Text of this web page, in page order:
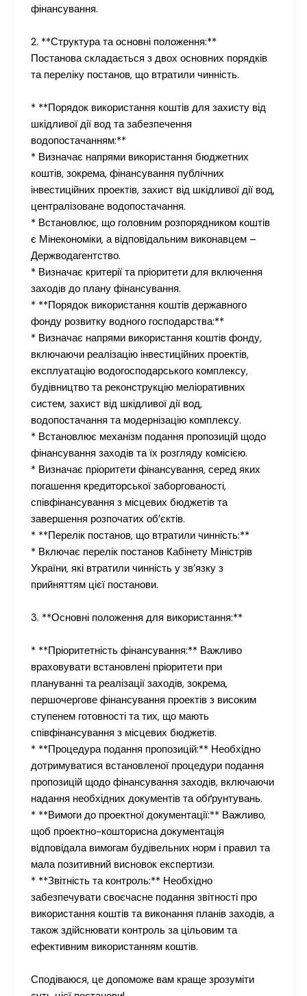
фінансування.
2. **Структура та основні положення:**
Постанова складається з двох основних порядків
та переліку постанов, що втратили чинність.
* **Порядок використання коштів для захисту від
шкідливої дії вод та забезпечення
водопостачанням:**
* Визначає напрями використання бюджетних
коштів, зокрема, фінансування публічних
інвестиційних проектів, захист від шкідливої дії вод,
централізоване водопостачання.
* Встановлює, що головним розпорядником коштів
є Мінекономіки, а відповідальним виконавцем –
Держводагентство.
* Визначає критерії та пріоритети для включення
заходів до плану фінансування.
* **Порядок використання коштів державного
фонду розвитку водного господарства:**
* Визначає напрями використання коштів фонду,
включаючи реалізацію інвестиційних проектів,
експлуатацію водогосподарського комплексу,
будівництво та реконструкцію меліоративних
систем, захист від шкідливої дії вод,
водопостачання та модернізацію комплексу.
* Встановлює механізм подання пропозицій щодо
фінансування заходів та їх розгляду комісією.
* Визначає пріоритети фінансування, серед яких
погашення кредиторської заборгованості,
співфінансування з місцевих бюджетів та
завершення розпочатих об’єктів.
* **Перелік постанов, що втратили чинність:**
* Включає перелік постанов Кабінету Міністрів
України, які втратили чинність у зв’язку з
прийняттям цієї постанови.
3. **Основні положення для використання:**
* **Пріоритетність фінансування:** Важливо
враховувати встановлені пріоритети при
плануванні та реалізації заходів, зокрема,
першочергове фінансування проектів з високим
ступенем готовності та тих, що мають
співфінансування з місцевих бюджетів.
* **Процедура подання пропозицій:** Необхідно
дотримуватися встановленої процедури подання
пропозицій щодо фінансування заходів, включаючи
надання необхідних документів та обґрунтувань.
* **Вимоги до проектної документації:** Важливо,
щоб проектно-кошторисна документація
відповідала вимогам будівельних норм і правил та
мала позитивний висновок експертизи.
* **Звітність та контроль:** Необхідно
забезпечувати своєчасне подання звітності про
використання коштів та виконання планів заходів, а
також здійснювати контроль за цільовим та
ефективним використанням коштів.
Сподіваюся, це допоможе вам краще зрозуміти